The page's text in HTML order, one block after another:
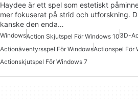
Haydee är ett spel som estetiskt
mer fokuserat på strid och utforskning.
kanske den enda…
WindowsAction Skjutspel För Windows 103D-
Actionäventyrsspel För WindowsActionspel För
Actionskjutspel För Windows 7